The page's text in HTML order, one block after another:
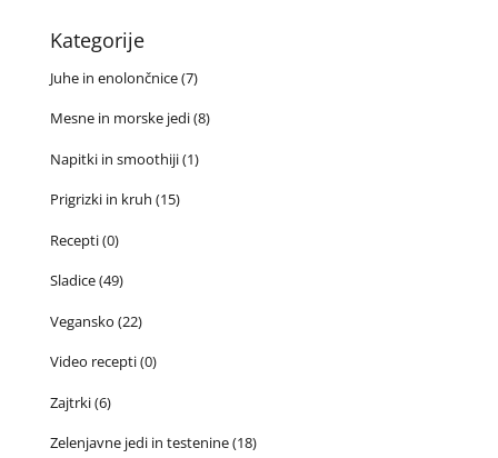
Kategorije
Juhe in enolončnice(7)
Mesne in morske jedi(8)
Napitki in smoothiji(1)
Prigrizki in kruh (15)
Recepti(0)
Sladice(49)
Vegansko (22)
Video recepti(0)
Zajtrki(6)
Zelenjavne jedi in testenine(18)